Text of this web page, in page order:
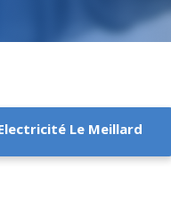
Le Meillard